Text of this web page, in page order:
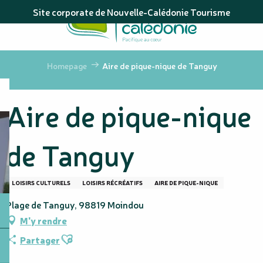
au
principal
Site corporate de Nouvelle-Calédonie Tourisme
Homepage Aire de pique-nique de Tanguy
Aire de pique-nique
de Tanguy
LOISIRS CULTURELS LOISIRS RÉCRÉATIFS AIRE DE PIQUE-NIQUE
Plage de Tanguy, 98819 Moindou
M'y rendre
PartagerAjouter aux favoris